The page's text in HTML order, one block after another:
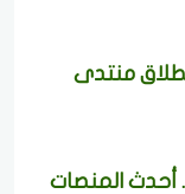
منتدى
المنصات